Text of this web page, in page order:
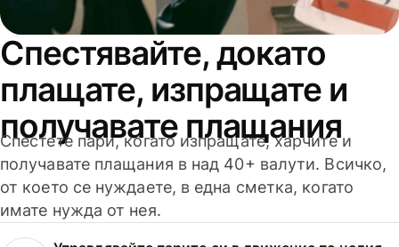
Спестявайте, докато
плащате, изпращате и
получавате плащания
Спестете пари, когато изпращате, харчите и
получавате плащания в над 40+ валути. Всичко,
от което се нуждаете, в една сметка, когато
имате нужда от нея.